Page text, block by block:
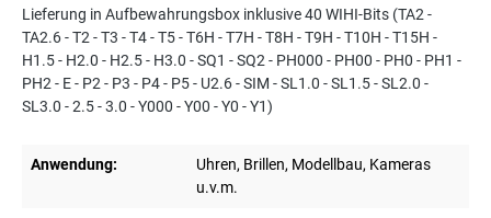
Lieferung in Aufbewahrungsbox inklusive 40 WIHI-Bits (TA2 -
TA2.6 - T2 - T3 - T4 - T5 - T6H - T7H - T8H - T9H - T10H - T15H -
H1.5 - H2.0 - H2.5 - H3.0 - SQ1 - SQ2 - PH000 - PH00 - PH0 - PH1 -
PH2 - E - P2 - P3 - P4 - P5 - U2.6 - SIM - SL1.0 - SL1.5 - SL2.0 -
SL3.0 - 2.5 - 3.0 - Y000 - Y00 - Y0 - Y1)
Anwendung:
Uhren, Brillen, Modellbau, Kameras
u.v.m.